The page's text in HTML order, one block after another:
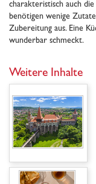
charakteristisch auch
benötigen wenige
Zubereitung aus. Eine
wunderbar schmeckt.
Weitere Inhalte